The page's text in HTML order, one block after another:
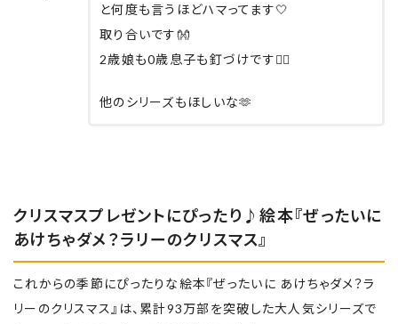
と何度も言うほどハマってます🤍
取り合いです👐
2歳娘も0歳息子も釘づけです🙆‍♀️
他のシリーズもほしいな🫶
クリスマスプレゼントにぴったり♪絵本『ぜったいに
あけちゃダメ？ラリーのクリスマス』
これからの季節にぴったりな絵本『ぜったいに あけちゃダメ？ラ
リーのクリスマス』は、累計93万部を突破した大人気シリーズで